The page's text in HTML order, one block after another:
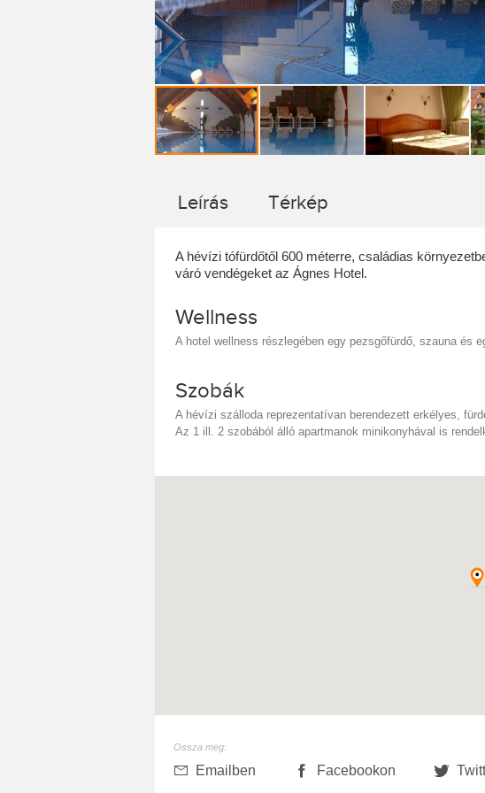
Leírás Térkép
A hévízi tófürdőtől 600 méterre, családias
váró vendégeket az Ágnes Hotel.
Wellness
A hotel wellness részlegében egy pezsgőfürdő, szauna és
Szobák
A hévízi szálloda reprezentatívan berendezett erkélyes,
Az 1 ill. 2 szobából álló apartmanok minikonyhával is
Ossza meg:
Emailben Facebookon